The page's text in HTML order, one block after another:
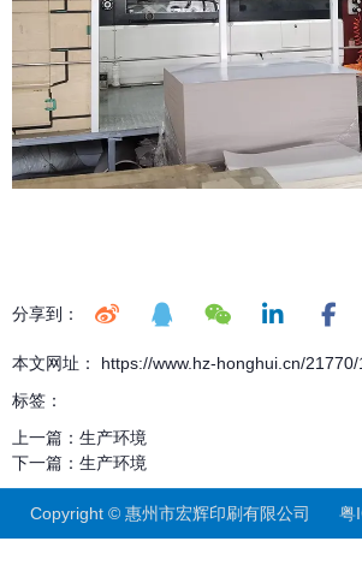
分享到：
本文网址： https://www.hz-honghui.cn/
标签：
上一篇： 生产环境
下一篇： 生产环境
Copyright © 惠州市宏辉印刷有限公司 粤